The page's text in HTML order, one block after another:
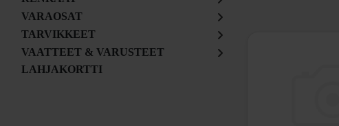
VARAOSAT
TARVIKKEET
VAATTEET & VARUSTEET
LAHJAKORTTI